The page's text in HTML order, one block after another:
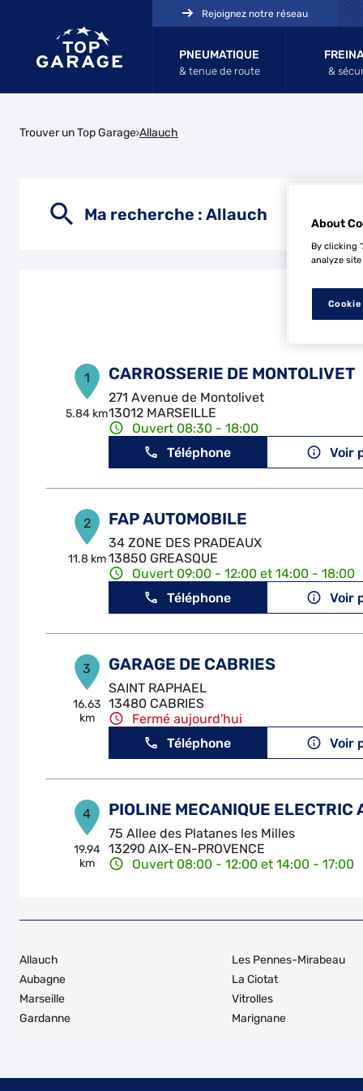
PNEUMATIQUE
& tenue de route &
Rejoignez notre réseau
Trouver un Top Garage Allauch
Ma recherche : Allauch
1
5.84 km
CARROSSERIE DE MONTOLIVET
271 Avenue de Montolivet
13012 MARSEILLE
Ouvert 08:30 - 18:00
Téléphone
Voir
2
11.8 km
FAP AUTOMOBILE
34 ZONE DES PRADEAUX
13850 GREASQUE
Ouvert 09:00 - 12:00 et 14:00 - 18:00
Téléphone
Voir
3
16.63
km
GARAGE DE CABRIES
SAINT RAPHAEL
13480 CABRIES
Fermé aujourd'hui
Téléphone
Voir
4
19.94
km
PIOLINE MECANIQUE ELECTRIC
75 Allee des Platanes les Milles
13290 AIX-EN-PROVENCE
Ouvert 08:00 - 12:00 et 14:00 - 17:00
GENERATION RACING AUTO
Chemin de la Bergerie
Allauch
Aubagne
Marseille
Gardanne
Les Pennes-Mirabeau
La Ciotat
Vitrolles
Marignane
About
By clicking
analyze